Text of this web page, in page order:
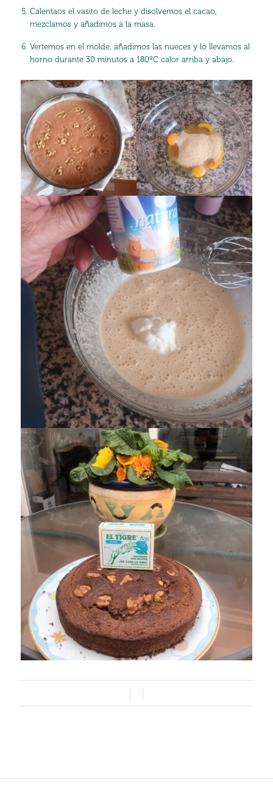
Calentaos el vasito de leche y disolvemos el cacao,
mezclamos y añadimos a la masa.
Vertemos en el molde, añadimos las nueces y lo llevamos al
horno durante 30 minutos a 180ºC calor arriba y abajo.